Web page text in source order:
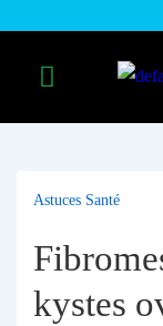
Astuces Santé
kystes